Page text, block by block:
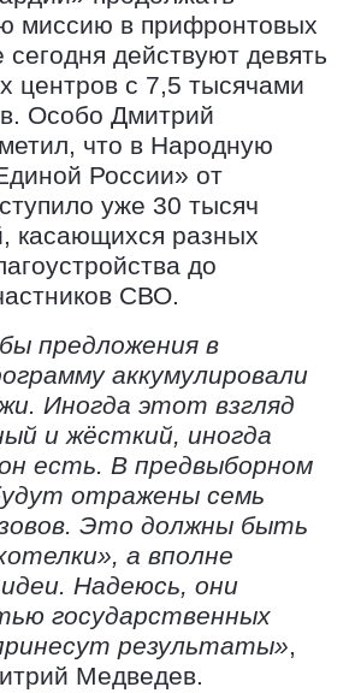
миссию в прифронтовых
сегодня действуют девять
центров с 7,5 тысячами
Особо Дмитрий
что в Народную
России» от
уже 30 тысяч
касающихся разных
до
СВО.
предложения в
аккумулировали
Иногда этот взгляд
и жёсткий, иногда
есть. В предвыборном
отражены семь
Это должны быть
а вполне
Надеюсь, они
государственных
результаты»,
Медведев.